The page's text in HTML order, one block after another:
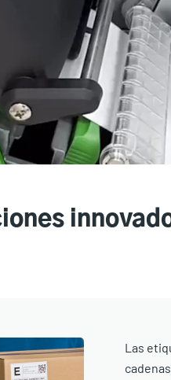
Las